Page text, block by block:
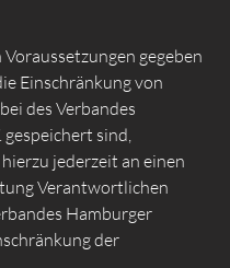
gegeben
Einschränkung von
des Verbandes
sind,
jederzeit an einen
Verantwortlichen
Hamburger
der